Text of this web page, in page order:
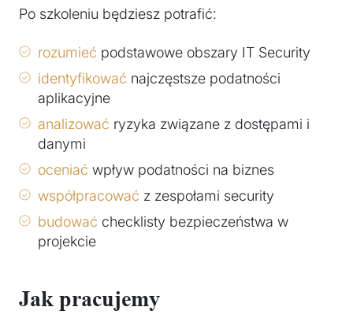
Po szkoleniu będziesz potrafić:
rozumieć podstawowe obszary IT Security
identyfikować najczęstsze podatności
aplikacyjne
analizować ryzyka związane z dostępami i
danymi
oceniać wpływ podatności na biznes
współpracować z zespołami security
budować checklisty bezpieczeństwa w
projekcie
Jak pracujemy